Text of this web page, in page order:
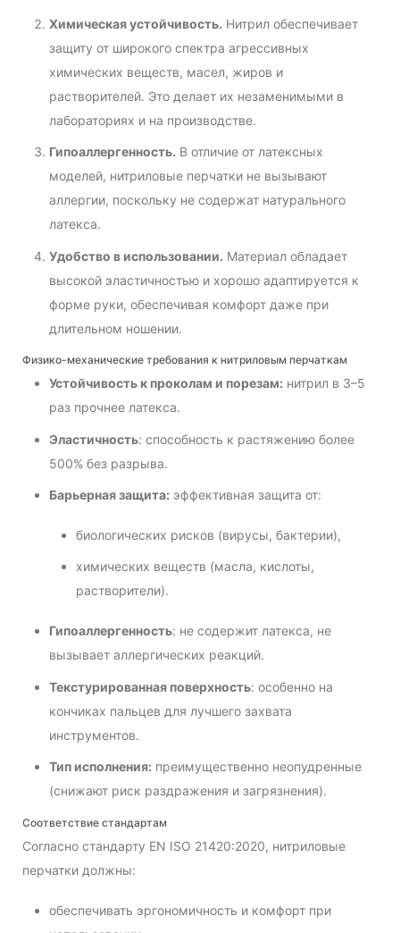
Химическая устойчивость. Нитрил обеспечивает
защиту от широкого спектра агрессивных
химических веществ, масел, жиров и
растворителей. Это делает их незаменимыми в
лабораториях и на производстве.
Гипоаллергенность. В отличие от латексных
моделей, нитриловые перчатки не вызывают
аллергии, поскольку не содержат натурального
латекса.
Удобство в использовании. Материал обладает
высокой эластичностью и хорошо адаптируется к
форме руки, обеспечивая комфорт даже при
длительном ношении.
Физико-механические требования к нитриловым перчаткам
Устойчивость к проколам и порезам: нитрил в 3–5
раз прочнее латекса.
Эластичность: способность к растяжению более
500% без разрыва.
Барьерная защита: эффективная защита от:
биологических рисков (вирусы, бактерии),
химических веществ (масла, кислоты,
растворители).
Гипоаллергенность: не содержит латекса, не
вызывает аллергических реакций.
Текстурированная поверхность: особенно на
кончиках пальцев для лучшего захвата
инструментов.
Тип исполнения: преимущественно неопудренные
(снижают риск раздражения и загрязнения).
Соответствие стандартам
Согласно стандарту EN ISO 21420:2020, нитриловые
перчатки должны:
обеспечивать эргономичность и комфорт при